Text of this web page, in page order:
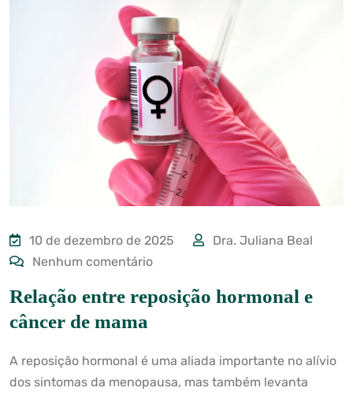
10 de dezembro de 2025
Dra. Juliana Beal
Nenhum comentário
Relação entre reposição hormonal e
câncer de mama
A reposição hormonal é uma aliada importante no alívio
dos sintomas da menopausa, mas também levanta